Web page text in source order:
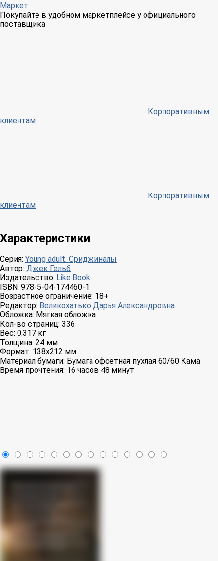
Маркет
Покупайте в удобном маркетплейсе у официального
поставщика
Корпоративным
клиентам
Корпоративным
клиентам
Характеристики
Серия: Young adult. Ориджиналы
Автор: Джек Гельб
Издательство: Like Book
ISBN: 978-5-04-174460-1
Возрастное ограничение: 18+
Редактор: Великохатько Дарья Александровна
Обложка: Мягкая обложка
Кол-во страниц: 336
Вес: 0.317 кг
Толщина: 24 мм
Формат: 138x212 мм
Материал бумаги: Бумага офсетная пухлая 60/60 Кама
Время прочтения: 16 часов 48 минут